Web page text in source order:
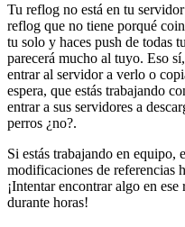
Tu reflog no está en tu
reflog que no tiene porqué
tu solo y haces push de todas
parecerá mucho al tuyo. Eso
entrar al servidor a verlo o
espera, que estás trabajando
entrar a sus servidores a
perros ¿no?.
Si estás trabajando en equipo,
modificaciones de referencias
¡Intentar encontrar algo en
durante horas!